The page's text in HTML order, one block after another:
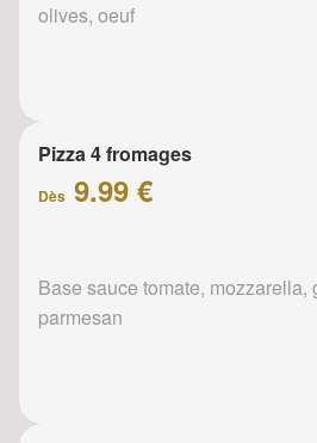
olives, oeuf
Pizza 4 fromages
Dès 9.99 €
Base sauce tomate, mozzarella,
parmesan